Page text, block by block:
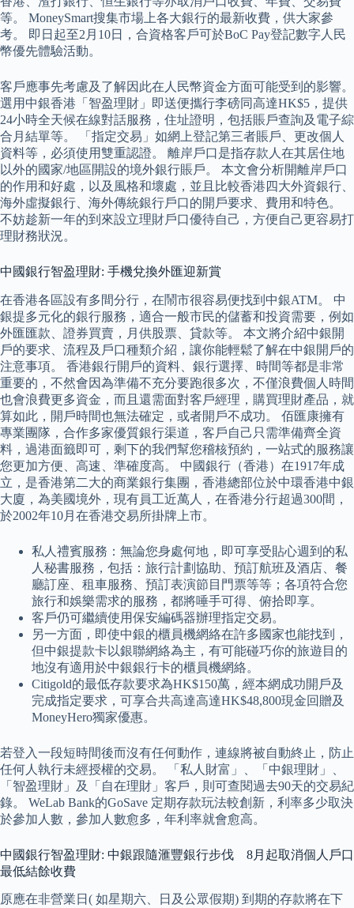
等。 MoneySmart搜集市場上各大銀行的最新收費，供大家參
考。 即日起至2月10日，合資格客戶可於BoC Pay登記數字人民
幣優先體驗活動。
客戶應事先考慮及了解因此在人民幣資金方面可能受到的影響。
選用中銀香港「智盈理財」即送便攜行李磅同高達HK$5，提供
24小時全天候在線對話服務，住址證明，包括賬戶查詢及電子綜
合月結單等。 「指定交易」如網上登記第三者賬戶、更改個人
資料等，必須使用雙重認證。 離岸戶口是指存款人在其居住地
以外的國家/地區開設的境外銀行賬戶。 本文會分析開離岸戶口
的作用和好處，以及風格和壞處，並且比較香港四大外資銀行、
海外虛擬銀行、海外傳統銀行戶口的開戶要求、費用和特色。
不妨趁新一年的到來設立理財戶口優待自己，方便自己更容易打
理財務狀況。
中國銀行智盈理財: 手機兌換外匯迎新賞
在香港各區設有多間分行，在鬧市很容易便找到中銀ATM。 中
銀提多元化的銀行服務，適合一般市民的儲蓄和投資需要，例如
外匯匯款、證券買賣，月供股票、貸款等。 本文將介紹中銀開
戶的要求、流程及戶口種類介紹，讓你能輕鬆了解在中銀開戶的
注意事項。 香港銀行開戶的資料、銀行選擇、時間等都是非常
重要的，不然會因為準備不充分要跑很多次，不僅浪費個人時間
也會浪費更多資金，而且還需面對客戶經理，購買理財產品，就
算如此，開戶時間也無法確定，或者開戶不成功。 佰匯康擁有
專業團隊，合作多家優質銀行渠道，客戶自己只需準備齊全資
料，過港面籤即可，剩下的我們幫您稽核預約，一站式的服務讓
您更加方便、高速、準確度高。 中國銀行（香港）在1917年成
立，是香港第二大的商業銀行集團，香港總部位於中環香港中銀
大廈，為美國境外，現有員工近萬人，在香港分行超過300間，
於2002年10月在香港交易所掛牌上市。
私人禮賓服務：無論您身處何地，即可享受貼心週到的私
人秘書服務，包括：旅行計劃協助、預訂航班及酒店、餐
廳訂座、租車服務、預訂表演節目門票等等；各項符合您
旅行和娛樂需求的服務，都將唾手可得、俯拾即享。
客戶仍可繼續使用保安編碼器辦理指定交易。
另一方面，即使中銀的櫃員機網絡在許多國家也能找到，
但中銀提款卡以銀聯網絡為主，有可能碰巧你的旅遊目的
地沒有適用於中銀銀行卡的櫃員機網絡。
Citigold的最低存款要求為HK$150萬，經本網成功開戶及
完成指定要求，可享合共高達高達HK$48,800現金回贈及
MoneyHero獨家優惠。
若登入一段短時間後而沒有任何動作，連線將被自動終止，防止
任何人執行未經授權的交易。 「私人財富」、「中銀理財」、
「智盈理財」及「自在理財」客戶，則可查閱過去90天的交易紀
錄。 WeLab Bank的GoSave 定期存款玩法較創新，利率多少取決
於參加人數，參加人數愈多，年利率就會愈高。
中國銀行智盈理財: 中銀跟隨滙豐銀行步伐 8月起取消個人戶口
最低結餘收費
原應在非營業日( 如星期六、日及公眾假期) 到期的存款將在下